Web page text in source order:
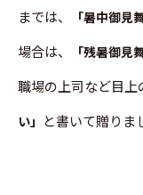
までは、
「暑中御見舞
場合は、
「残暑御見舞
職場の上司など目上
い」 と書いて贈りま